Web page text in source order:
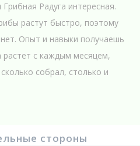
Радуга интересная.
растут быстро, поэтому
Опыт и навыки получаешь
растет с каждым месяцем,
собрал, столько и
стороны